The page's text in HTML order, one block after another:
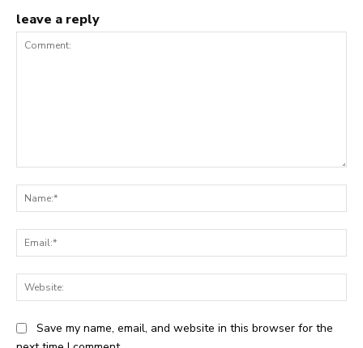
leave a reply
Save my name, email, and website in this browser for the